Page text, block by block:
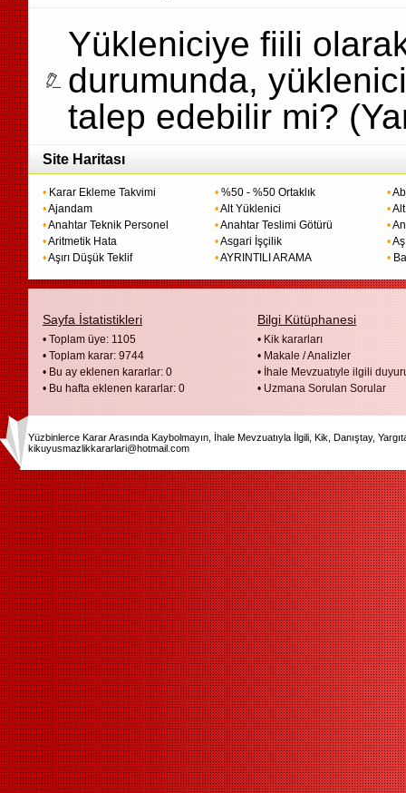
Yükleniciye fiili
durumunda,
talep edebilir mi?
Site Haritası
• Karar Ekleme Takvimi • %50 - %50 Ortaklık •
•Ajandam •Alt Yüklenici •
•Anahtar Teknik Personel •Anahtar Teslimi Götürü •
•Aritmetik Hata •Asgari İşçilik •
•Aşırı Düşük Teklif •AYRINTILI ARAMA •
Sayfa İstatistikleri Bilgi Kütüphanesi
• Toplam üye: 1105
• Toplam karar: 9744
• Bu ay eklenen kararlar: 0
• Bu hafta eklenen kararlar: 0
•Kik kararları
•Makale / Analizler
•İhale Mevzuatıyle ilgili
•Uzmana Sorulan Sorular
Yüzbinlerce Karar Arasında Kaybolmayın, İhale Mevzuatıyla İlgili, Kik, Danıştay,
kikuyusmazlikkararlari@hotmail.com